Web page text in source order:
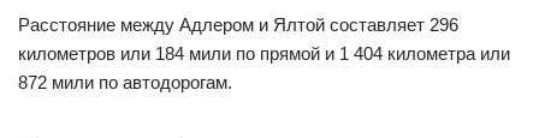
Расстояние между Адлером и Ялтой составляет 296
километров или 184 мили по прямой и 1 404 километра или
872 мили по автодорогам.